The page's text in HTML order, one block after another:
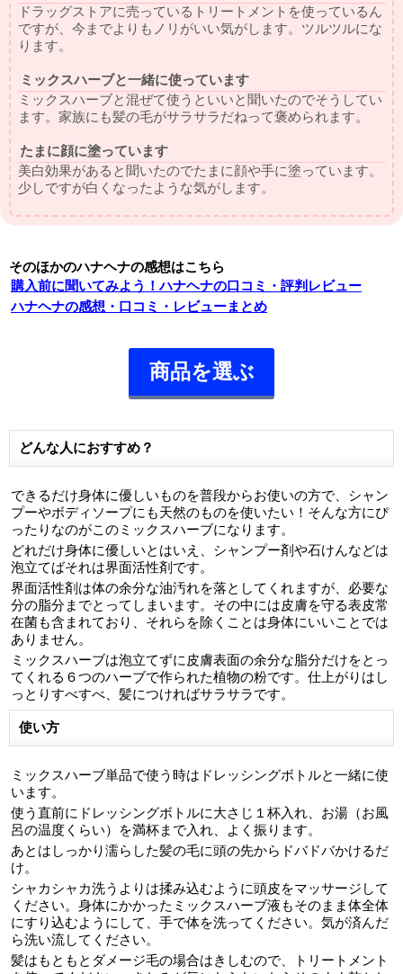
ドラッグストアに売っているトリートメントを使っているん
ですが、今までよりもノリがいい気がします。ツルツルにな
ります。
ミックスハーブと一緒に使っています
ミックスハーブと混ぜて使うといいと聞いたのでそうしてい
ます。家族にも髪の毛がサラサラだねって褒められます。
たまに顔に塗っています
美白効果があると聞いたのでたまに顔や手に塗っています。
少しですが白くなったような気がします。
そのほかのハナヘナの感想はこちら
購入前に聞いてみよう！ハナヘナの口コミ・評判レビュー
ハナヘナの感想・口コミ・レビューまとめ
商品を選ぶ
どんな人におすすめ？
できるだけ身体に優しいものを普段からお使いの方で、シャン
プーやボディソープにも天然のものを使いたい！そんな方にぴ
ったりなのがこのミックスハーブになります。
どれだけ身体に優しいとはいえ、シャンプー剤や石けんなどは
泡立てばそれは界面活性剤です。
界面活性剤は体の余分な油汚れを落としてくれますが、必要な
分の脂分までとってしまいます。その中には皮膚を守る表皮常
在菌も含まれており、それらを除くことは身体にいいことでは
ありません。
ミックスハーブは泡立てずに皮膚表面の余分な脂分だけをとっ
てくれる６つのハーブで作られた植物の粉です。仕上がりはし
っとりすべすべ、髪につければサラサラです。
使い方
ミックスハーブ単品で使う時はドレッシングボトルと一緒に使
います。
使う直前にドレッシングボトルに大さじ１杯入れ、お湯（お風
呂の温度くらい）を満杯まで入れ、よく振ります。
あとはしっかり濡らした髪の毛に頭の先からドバドバかけるだ
け。
シャカシャカ洗うよりは揉み込むように頭皮をマッサージして
ください。身体にかかったミックスハーブ液もそのまま体全体
にすり込むようにして、手で体を洗ってください。気が済んだ
ら洗い流してください。
髪はもともとダメージ毛の場合はきしむので、トリートメント